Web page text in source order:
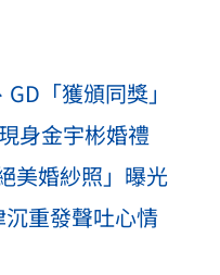
「獲頒同獎」
身金宇彬婚禮
美婚紗照」曝光
重發聲吐心情